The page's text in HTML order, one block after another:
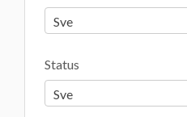
Sve
Status
Sve